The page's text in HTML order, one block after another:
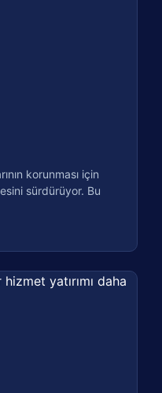
korunması için
sürdürüyor. Bu